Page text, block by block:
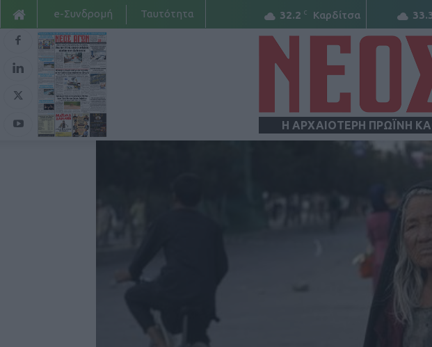
32.2 C Καρδίτσα
e-Συνδρομή Ταυτότητα
Η ΑΡΧΑΙΟΤΕΡΗ ΠΡΩΪΝΗ